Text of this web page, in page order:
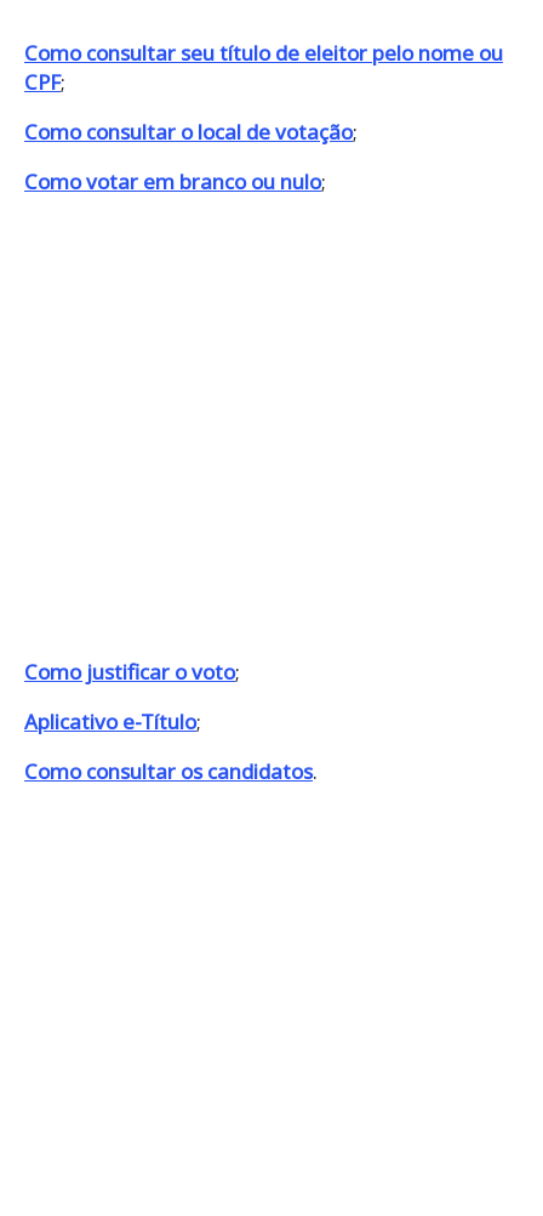
Como consultar seu título de eleitor pelo nome ou
CPF;
Como consultar o local de votação;
Como votar em branco ou nulo;
Como justificar o voto;
Aplicativo e-Título;
Como consultar os candidatos.